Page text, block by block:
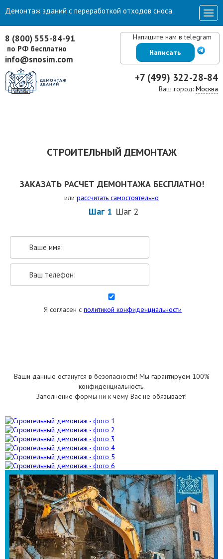
8 (800) 555-84-91
по РФ бесплатно
info@snosim.com
Напишите нам в telegram
Написать
+7 (499) 322-28-84
Ваш город: Москва
Демонтаж зданий с переработкой отходов сноса
СТРОИТЕЛЬНЫЙ ДЕМОНТАЖ
ЗАКАЗАТЬ РАСЧЕТ ДЕМОНТАЖА БЕСПЛАТНО!
или рассчитать самостоятельно
Шаг 1 Шаг 2
Я согласен с политикой конфиденциальности
Ваши данные останутся в безопасности! Мы гарантируем 100%
конфиденциальность.
Заполнение формы ни к чему Вас не обязывает!